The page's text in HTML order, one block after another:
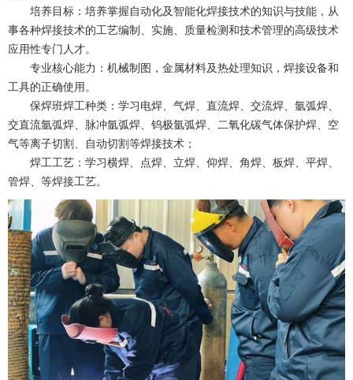
培养目标：培养掌握自动化及智能化焊接技术的知识与技能，从
事各种焊接技术的工艺编制、实施、质量检测和技术管理的高级技术
应用性专门人才。
专业核心能力：机械制图，金属材料及热处理知识，焊接设备和
工具的正确使用。
保焊班焊工种类：学习电焊、气焊、直流焊、交流焊、氩弧焊、
交直流氩弧焊、脉冲氩弧焊、钨极氩弧焊、二氧化碳气体保护焊、空
气等离子切割、自动切割等焊接技术；
焊工工艺：学习横焊、点焊、立焊、仰焊、角焊、板焊、平焊、
管焊、等焊接工艺。